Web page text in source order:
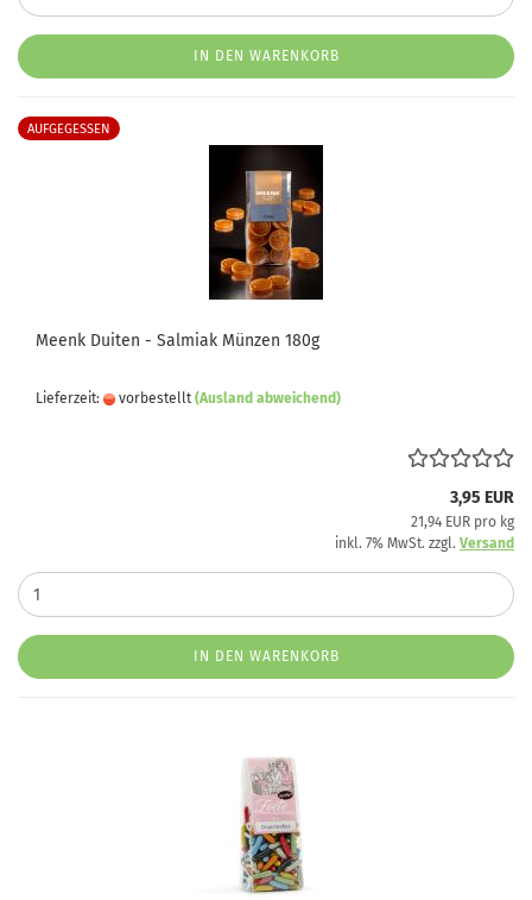
IN DEN WARENKORB
AUFGEGESSEN
Meenk Duiten - Salmiak Münzen 180g
Lieferzeit: vorbestellt (Ausland abweichend)
3,95 EUR
21,94 EUR pro kg
inkl. 7% MwSt. zzgl. Versand
IN DEN WARENKORB